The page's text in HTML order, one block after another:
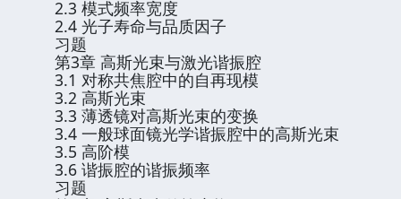
2.3 模式频率宽度
2.4 光子寿命与品质因子
习题
第3章 高斯光束与激光谐振腔
3.1 对称共焦腔中的自再现模
3.2 高斯光束
3.3 薄透镜对高斯光束的变换
3.4 一般球面镜光学谐振腔中的高斯光束
3.5 高阶模
3.6 谐振腔的谐振频率
习题